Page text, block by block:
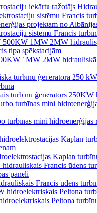
iekārtu ražotājs
sistēmu Francis
1MW 2MW hidrauliskā
turbīnu ģenerators 250KW
turbīnas mini hidroenerģijas
Kaplan
Francis ūdens
Peltona